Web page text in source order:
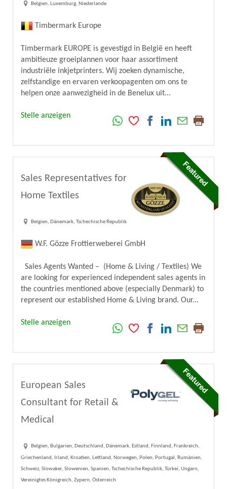
Belgien, Luxemburg, Niederlande
Timbermark Europe
Timbermark EUROPE is gevestigd in België en heeft
ambitieuze groeiplannen voor haar assortiment
industriële inkjetprinters. Wij zoeken dynamische,
zelfstandige en ervaren verkoopagenten om ons te
helpen onze aanwezigheid in de Benelux uit...
Stelle anzeigen
Sales Representatives for
Home Textiles
Belgien, Dänemark, Tschechische Republik
W.F. Gözze Frottierweberei GmbH
Sales Agents Wanted – (Home & Living / Textiles) We
are looking for experienced independent sales agents in
the countries mentioned above (especially Denmark) to
represent our established Home & Living brand. Our...
Stelle anzeigen
European Sales
Consultant for Retail &
Medical
Belgien, Bulgarien, Deutschland, Dänemark, Estland, Finnland, Frankreich,
Griechenland, Irland, Kroatien, Lettland, Norwegen, Polen, Portugal, Rumänien,
Schweiz, Slowakei, Slowenien, Spanien, Tschechische Republik, Türkei, Ungarn,
Vereinigtes Königreich, Zypern, Österreich